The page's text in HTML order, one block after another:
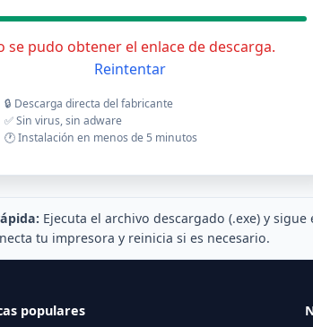
se pudo obtener el enlace de descarga.
Reintentar
🔒 Descarga directa del fabricante
✅ Sin virus, sin adware
🕐 Instalación en menos de 5 minutos
Ejecuta el archivo descargado (.exe) y sigue
tu impresora y reinicia si es necesario.
populares